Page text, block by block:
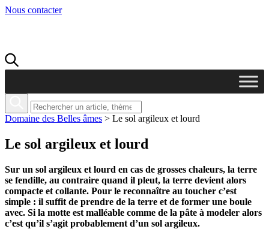
Nous contacter
Domaine des Belles âmes > Le sol argileux et lourd
Le sol argileux et lourd
Sur un sol argileux et lourd en cas de grosses chaleurs, la terre
se fendille, au contraire quand il pleut, la terre devient alors
compacte et collante. Pour le reconnaître au toucher c’est
simple : il suffit de prendre de la terre et de former une boule
avec. Si la motte est malléable comme de la pâte à modeler alors
c’est qu’il s’agit probablement d’un sol argileux.